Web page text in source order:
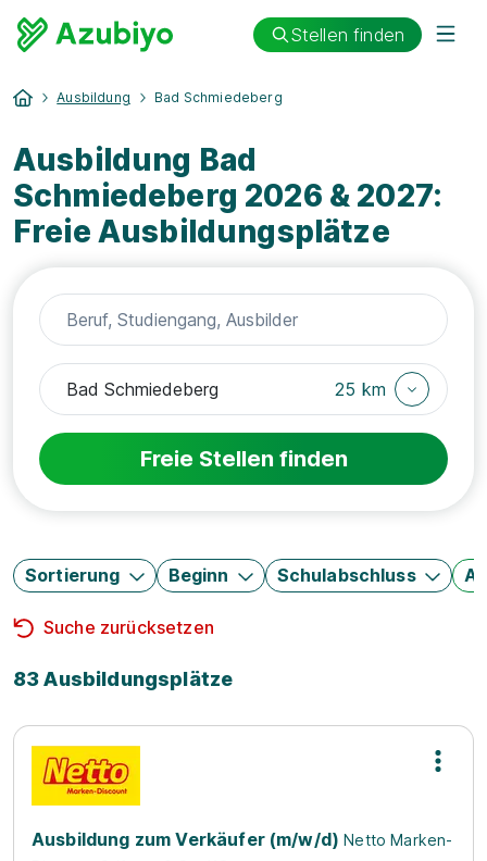
Stellen finden
Ausbildung Bad Schmiedeberg
Ausbildung Bad
Schmiedeberg 2026 & 2027:
Freie Ausbildungsplätze
25 km
Freie Stellen finden
Sortierung Beginn Schulabschluss
Suche zurücksetzen
83 Ausbildungsplätze
Ausbildung zum Verkäufer (m/w/d) Netto Marken-